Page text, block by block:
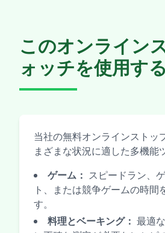
このオンライン
ォッチを使用す
当社の無料オンラインストッ
まざまな状況に適した多機能
ゲーム： スピードラン、
ト、または競争ゲームの時間
す。
料理とベーキング： 最適